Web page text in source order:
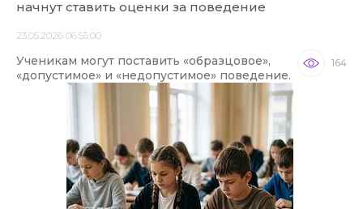
начнут ставить оценки за поведение
23.05.2026 06:55:00
Ученикам могут поставить «образцовое»,
«допустимое» и «недопустимое» поведение.
164